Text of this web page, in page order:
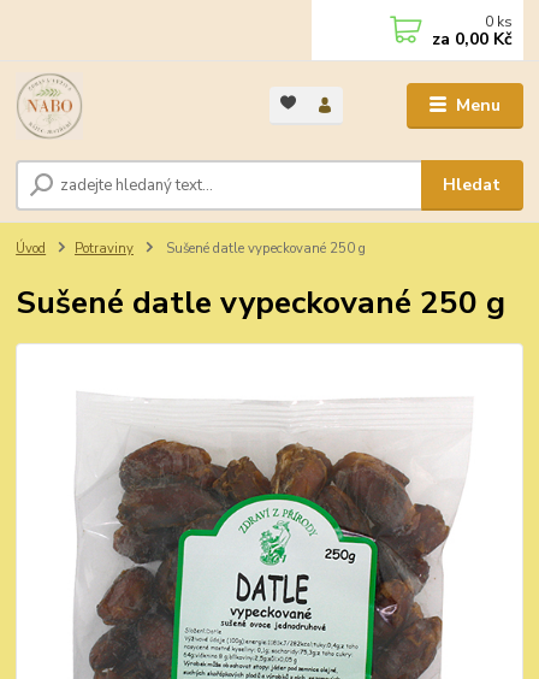
Menu
Hledat
0 ks
za 0,00 Kč
Úvod Potraviny Sušené datle vypeckované 250 g
Sušené datle vypeckované 250 g